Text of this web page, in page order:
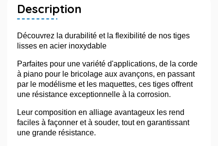
Description
Découvrez la durabilité et la flexibilité de nos tiges
lisses en acier inoxydable
Parfaites pour une variété d'applications, de la corde
à piano pour le bricolage aux avançons, en passant
par le modélisme et les maquettes, ces tiges offrent
une résistance exceptionnelle à la corrosion.
Leur composition en alliage avantageux les rend
faciles à façonner et à souder, tout en garantissant
une grande résistance.